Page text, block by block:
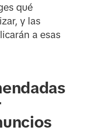
qué
y las
a esas